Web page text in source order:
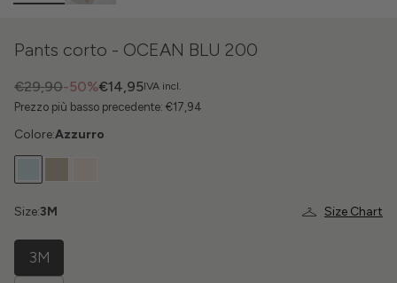
Pants corto - OCEAN BLU 200
IVA incl.
-50%
€29,90 €14,95
Prezzo più basso precedente: €17,94
Colore:Azzurro
Size Chart
Size:3M
3M